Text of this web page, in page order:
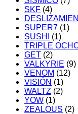
SKF (4)
SUPER7 (1)
SUSHI
(1)
TRIPLE
GET (2)
VALKYRIE (9)
VENOM (12)
VISIÓN (1)
WALTZ (2)
YOW (1)
ZEALOUS (2)